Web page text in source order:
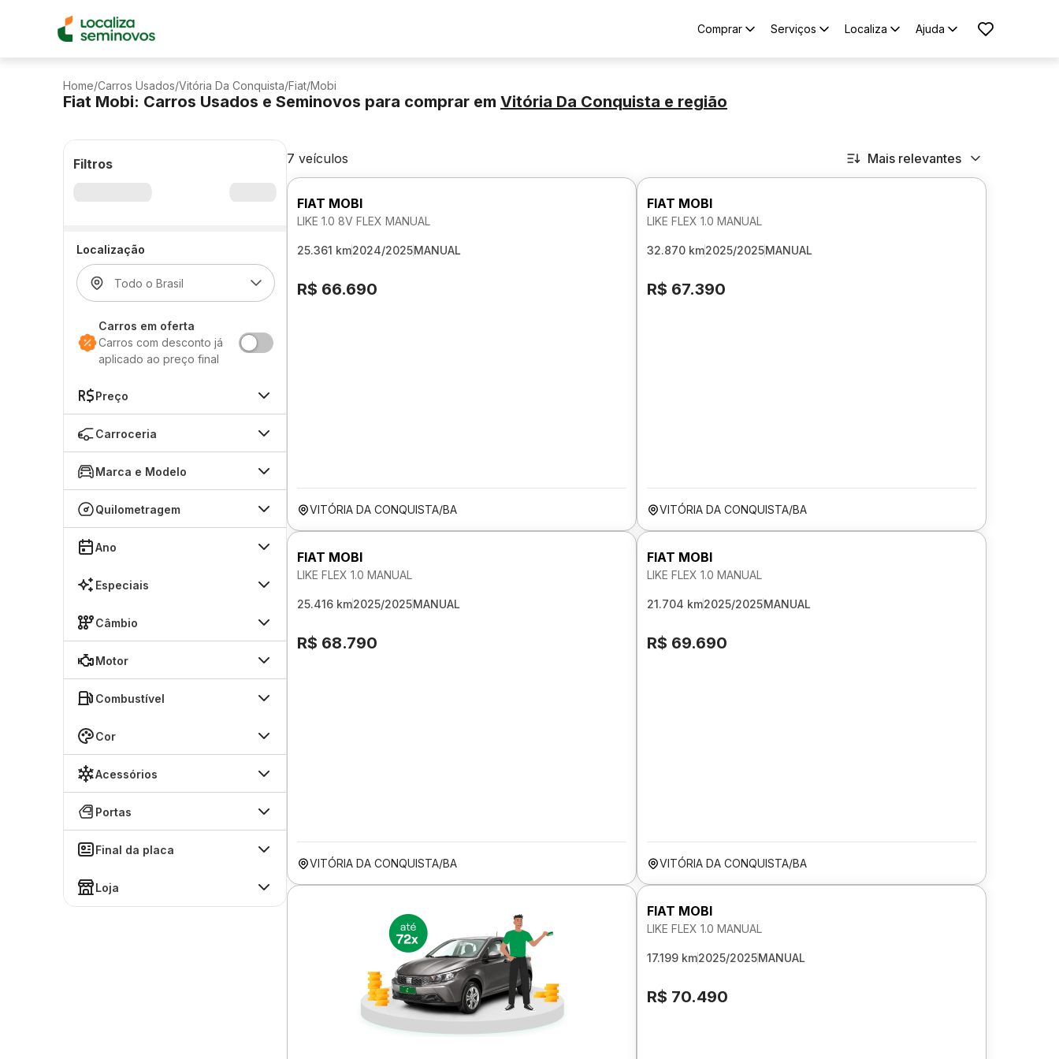
Comprar Serviços Localiza Ajuda
Home/Carros Usados/Vitória Da Conquista/Fiat/Mobi
Fiat Mobi: Carros Usados e Seminovos para comprar em Vitória Da Conquista e região
Filtros
Localização
Carros em oferta
Carros com desconto já
aplicado ao preço final
Preço
Carroceria
Marca e Modelo
Quilometragem
Ano
Especiais
Câmbio
Motor
Combustível
Cor
Acessórios
Portas
Final da placa
Loja
7 veículos Mais relevantes
FIAT MOBI
LIKE 1.0 8V FLEX MANUAL
25.361 km2024/2025MANUAL
R$ 66.690
VITÓRIA DA CONQUISTA/BA
FIAT MOBI
LIKE FLEX 1.0 MANUAL
32.870 km2025/2025MANUAL
R$ 67.390
VITÓRIA DA CONQUISTA/BA
FIAT MOBI
LIKE FLEX 1.0 MANUAL
25.416 km2025/2025MANUAL
R$ 68.790
VITÓRIA DA CONQUISTA/BA
FIAT MOBI
LIKE FLEX 1.0 MANUAL
21.704 km2025/2025MANUAL
R$ 69.690
VITÓRIA DA CONQUISTA/BA
FIAT MOBI
LIKE FLEX 1.0 MANUAL
17.199 km2025/2025MANUAL
R$ 70.490